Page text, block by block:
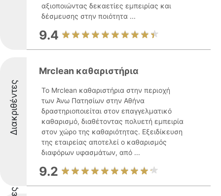
αξιοποιώντας δεκαετίες εμπειρίας και
δέσμευσης στην ποιότητα ...
9.4
Διακριθέντες
Mrclean καθαριστήρια
Το Mrclean καθαριστήρια στην περιοχή
των Άνω Πατησίων στην Αθήνα
δραστηριοποιείται στον επαγγελματικό
καθαρισμό, διαθέτοντας πολυετή εμπειρία
στον χώρο της καθαριότητας. Εξειδίκευση
της εταιρείας αποτελεί ο καθαρισμός
διαφόρων υφασμάτων, από ...
9.2